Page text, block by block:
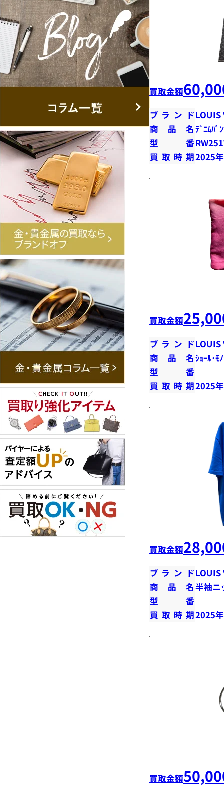
買取金額
ブランドLOUIS
商品名ﾃﾞﾆﾑﾊﾟ
型番
買取時期2025
買取金額
ブランドLOUIS
商品名ｼｮｰﾙ･ﾓ
型番
買取時期2025
買取金額
ブランドLOUIS
商品名半袖ニ
型番
買取時期2025
買取金額